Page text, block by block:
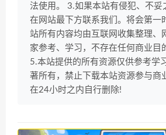
法使用。 3.如果本站有侵犯、不妥
在网站最下方联系我们。将会第一
站所有内容均由互联网收集整理、
家参考、学习，不存在任何商业目
5.本站提供的所有资源仅供参考学
著所有，禁止下载本站资源参与商
在24小时之内自行删除!